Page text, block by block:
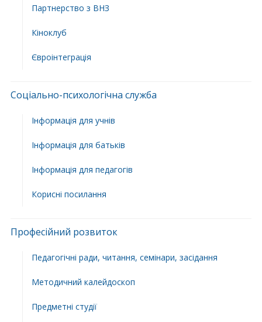
Партнерство з ВНЗ
Кіноклуб
Євроінтеграція
Соціально-психологічна служба
Інформація для учнів
Інформація для батьків
Інформація для педагогів
Корисні посилання
Професійний розвиток
Педагогічні ради, читання, семінари, засідання
Методичний калейдоскоп
Предметні студії